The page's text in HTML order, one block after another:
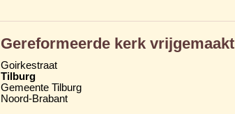
Gereformeerde kerk vrijgemaakt
Goirkestraat
Tilburg
Gemeente Tilburg
Noord-Brabant